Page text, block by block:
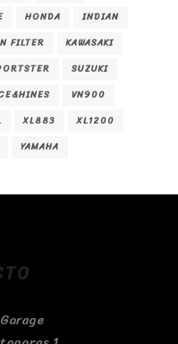
HONDA
INDIAN
FILTER
KAWASAKI
SUZUKI
VN900
XL883
XL1200
YAMAHA